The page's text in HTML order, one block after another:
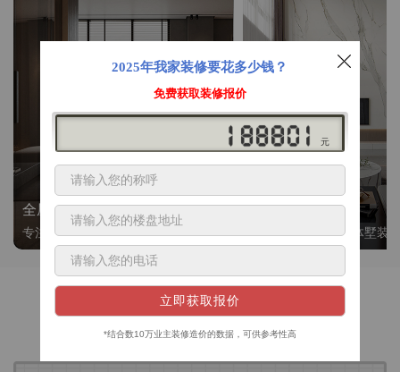
全屋整装
专注整装24年，高标准，选美迪 十年后仍爱我家
别墅大平层
高端私人定制，整体墅装
获取装修预算